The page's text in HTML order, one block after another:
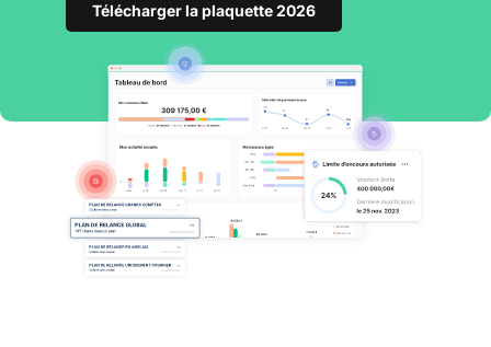
Télécharger la plaquette 2026